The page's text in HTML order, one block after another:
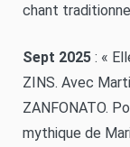
chant
Sept 2025 : «
ZINS. Avec
ZANFONATO.
mythique de